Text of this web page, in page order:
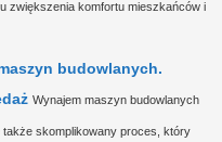
zwiększenia komfortu mieszkańców i
budowlanych.
Wynajem maszyn budowlanych
skomplikowany proces, który